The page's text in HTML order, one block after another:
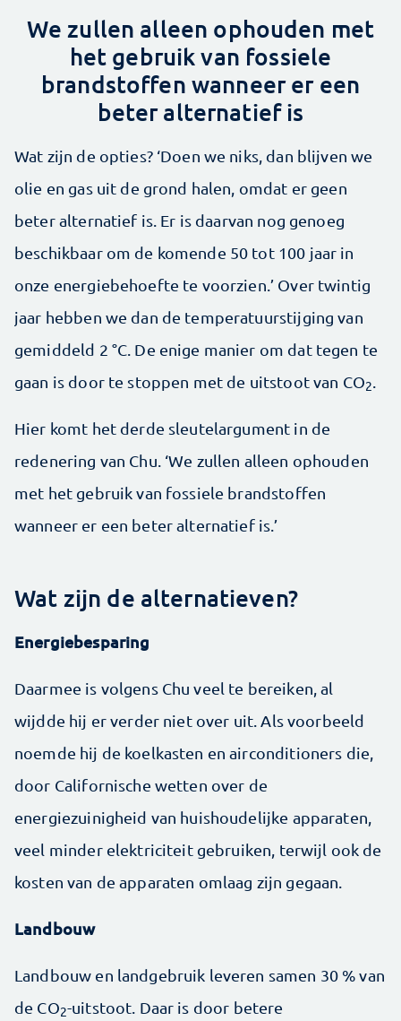
We zullen alleen ophouden met
het gebruik van fossiele
brandstoffen wanneer er een
beter alternatief is
Wat zijn de opties? ‘Doen we niks, dan blijven we
olie en gas uit de grond halen, omdat er geen
beter alternatief is. Er is daarvan nog genoeg
beschikbaar om de komende 50 tot 100 jaar in
onze energiebehoefte te voorzien.’ Over twintig
jaar hebben we dan de temperatuurstijging van
gemiddeld 2 °C. De enige manier om dat tegen te
gaan is door te stoppen met de uitstoot van CO2
Hier komt het derde sleutelargument in de
redenering van Chu. ‘We zullen alleen ophouden
met het gebruik van fossiele brandstoffen
wanneer er een beter alternatief is.’
Wat zijn de alternatieven?
Energiebesparing
Daarmee is volgens Chu veel te bereiken, al
wijdde hij er verder niet over uit. Als voorbeeld
noemde hij de koelkasten en airconditioners die,
door Californische wetten over de
energiezuinigheid van huishoudelijke apparaten,
veel minder elektriciteit gebruiken, terwijl ook de
kosten van de apparaten omlaag zijn gegaan.
Landbouw
Landbouw en landgebruik leveren samen 30 % van
de CO2-uitstoot. Daar is door betere